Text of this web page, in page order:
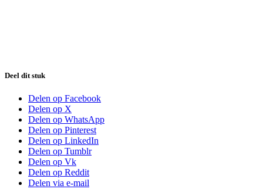
Deel dit stuk
Delen op Facebook
Delen op X
Delen op WhatsApp
Delen op Pinterest
Delen op LinkedIn
Delen op Tumblr
Delen op Vk
Delen op Reddit
Delen via e-mail